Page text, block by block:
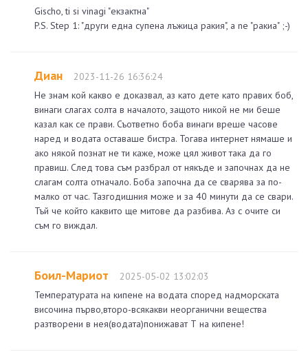
Gischo, ti si vinagi "екзактна"
P.S. Step 1: "други една супена лъжица ракия", a ne "ракиа" ;-)
Диан
2023-11-26 16:36:24
Не знам кой какво е доказвал, аз като дете като правих боб,
винаги слагах солта в началото, защото никой не ми беше
казал как се прави. Съответно боба винаги вреше часове
наред и водата оставаше бистра. Тогава интернет нямаше и
ако някой познат не ти каже, може цял живот така да го
правиш. След това съм разбрал от някъде и започнах да не
слагам солта отначало. Боба започна да се сварява за по-
малко от час. Тазгодишния може и за 40 минути да се свари.
Тъй че който каквито ще митове да разбива. Аз с очите си
съм го виждал.
Боил-Мариот
2025-05-02 13:02:03
Температурата на кипене на водата според надморската
височина първо,второ-всякакви неорганични вещества
разтворени в нея(водата)понижават Т на кипене!